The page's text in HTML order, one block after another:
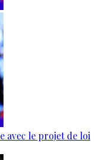
avec le projet de loi